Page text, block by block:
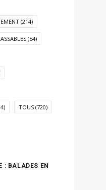
(214)
(54)
TOUS (720)
: BALADES EN